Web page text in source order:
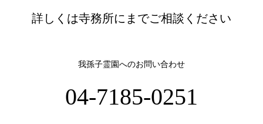
詳しくは寺務所にまでご相談ください
我孫子霊園へのお問い合わせ
04-7185-0251